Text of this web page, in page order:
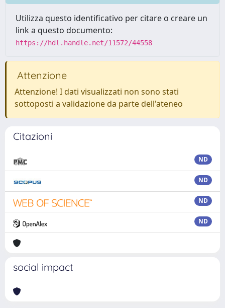
Utilizza questo identificativo per citare o creare un
link a questo documento:
https://hdl.handle.net/11572/44558
Attenzione
Attenzione! I dati visualizzati non sono stati
sottoposti a validazione da parte dell'ateneo
Citazioni
ND
ND
ND
ND
social impact